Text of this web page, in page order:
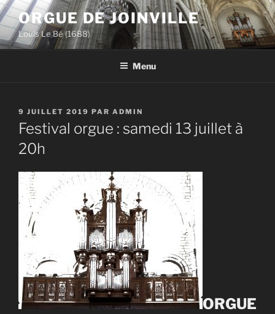
Aller
au
contenu
principal
ORGUE DE JOINVILLE
Louis Le Bé (1688)
Menu
PUBLIÉ
LE
9 JUILLET 2019 PAR ADMIN
Festival orgue : samedi 13 juillet à
20h
ORGUE